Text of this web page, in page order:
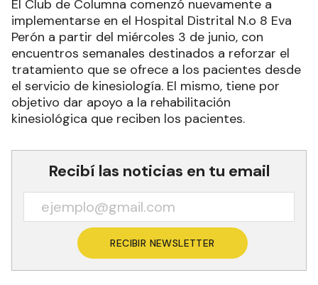
El Club de Columna comenzó nuevamente a
implementarse en el Hospital Distrital N.o 8 Eva
Perón a partir del miércoles 3 de junio, con
encuentros semanales destinados a reforzar el
tratamiento que se ofrece a los pacientes desde
el servicio de kinesiología. El mismo, tiene por
objetivo dar apoyo a la rehabilitación
kinesiológica que reciben los pacientes.
Recibí las noticias en tu email
RECIBIR NEWSLETTER